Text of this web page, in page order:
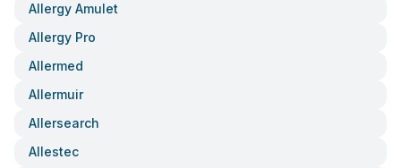
Allergy Amulet
Allergy Pro
Allermed
Allermuir
Allersearch
Allestec